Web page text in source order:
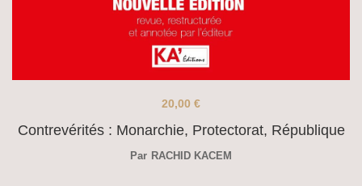
Contrevérités : Monarchie, Protectorat, République
20,00 €
Par RACHID KACEM